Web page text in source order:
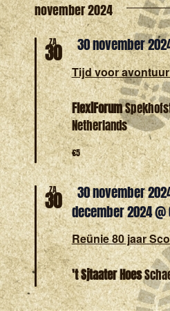
een
datum.
november 2024
ZA
30
Tijd voor
Uitgelicht
30 november
FlexiForum
Netherlands
€5
ZA
30
Reünie 80 jaar
Uitgelicht
30 november
december 2024 @
't Sjtaater Hoes